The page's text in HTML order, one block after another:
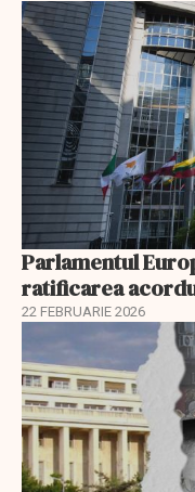
Parlamentul
ratificarea
22 FEBRUARIE 2026